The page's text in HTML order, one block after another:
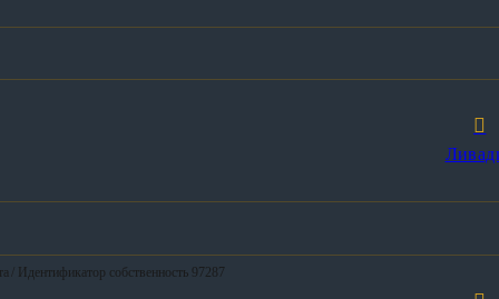
/ Идентификатор собственность 97287